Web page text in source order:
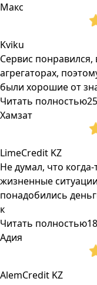
Макс
Kviku
Сервис понравился,
агрегаторах,
были хорошие от
Читать полностью
Хамзат
LimeCredit KZ
Не думал, что
жизненные
понадобились
к
Читать полностью
Адия
AlemCredit KZ